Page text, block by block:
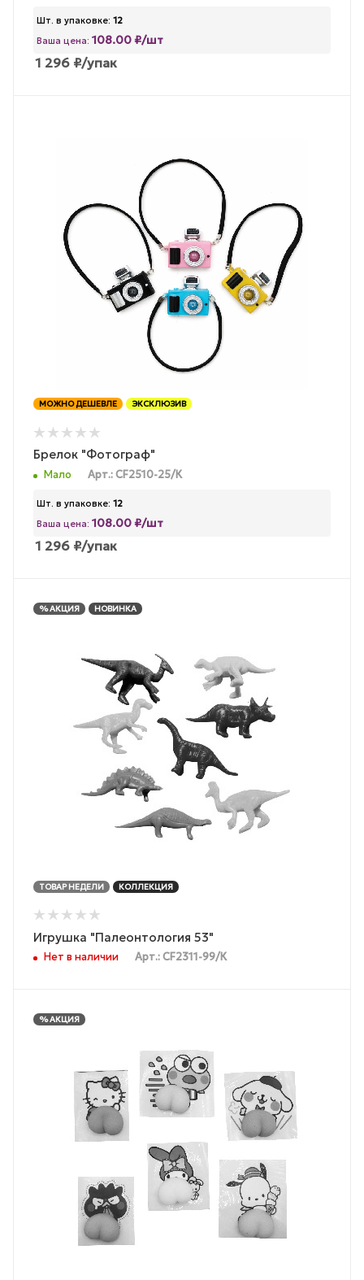
Шт. в упаковке: 12
Ваша цена: 108.00 ₽/шт
1 296 ₽/упак
МОЖНО ДЕШЕВЛЕ ЭКСКЛЮЗИВ
Брелок "Фотограф"
Мало Арт.: CF2510-25/К
Шт. в упаковке: 12
Ваша цена: 108.00 ₽/шт
1 296 ₽/упак
% АКЦИЯ НОВИНКА
ТОВАР НЕДЕЛИ КОЛЛЕКЦИЯ
Игрушка "Палеонтология 53"
Нет в наличии Арт.: CF2311-99/К
% АКЦИЯ